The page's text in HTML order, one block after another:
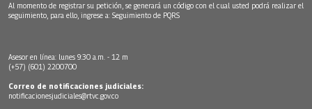
Al momento de registrar su petición, se generará un código con el cual usted podrá realizar el
seguimiento, para ello, ingrese a: Seguimiento de PQRS
Asesor en línea: lunes 9:30 a.m. - 12 m
(+57) (601) 2200700
Correo de notificaciones judiciales:
notificacionesjudiciales@rtvc.gov.co